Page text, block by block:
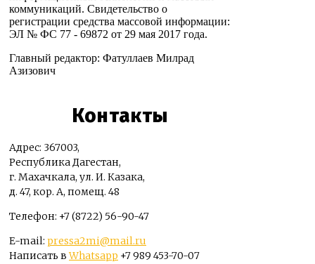
коммуникаций. Свидетельство о
регистрации средства массовой информации:
ЭЛ № ФС 77 - 69872 от 29 мая 2017 года.
Главный редактор: Фатуллаев Милрад
Азизович
Контакты
Адрес: 367003,
Республика Дагестан,
г. Махачкала, ул. И. Казака,
д. 47, кор. А, помещ. 48
Телефон: +7 (8722) 56-90-47
E-mail: pressa2mi@mail.ru
Написать вWhatsapp +7 989 453-70-07